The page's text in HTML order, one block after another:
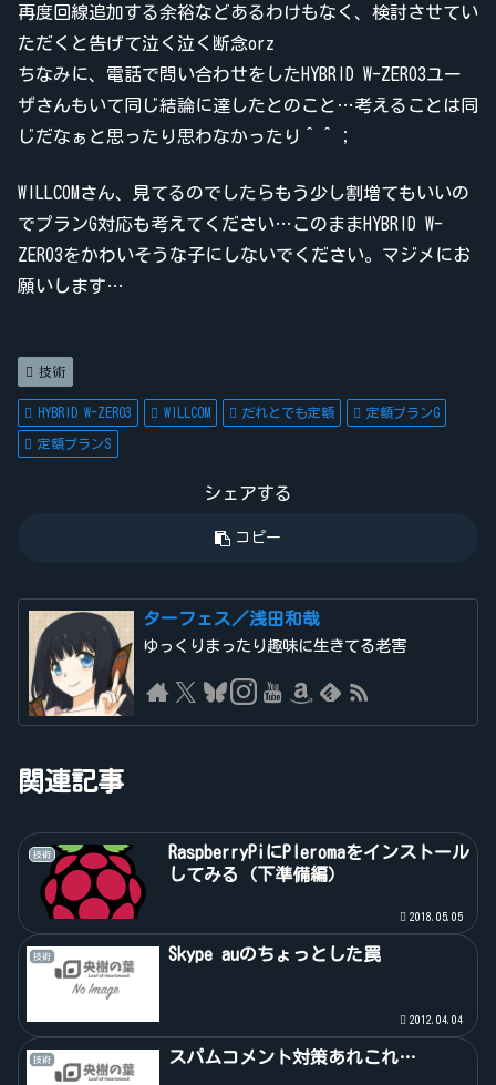
再度回線追加する余裕などあるわけもなく、検討させてい
ただくと告げて泣く泣く断念orz
ちなみに、電話で問い合わせをしたHYBRID W-ZERO3ユー
ザさんもいて同じ結論に達したとのこと…考えることは同
じだなぁと思ったり思わなかったり＾＾；
WILLCOMさん、見てるのでしたらもう少し割増てもいいの
でプランG対応も考えてください…このままHYBRID W-
ZERO3をかわいそうな子にしないでください。マジメにお
願いします…
技術
HYBRID W-ZERO3 WILLCOM だれとでも定額 定額プランG
定額プランS
シェアする
コピー
ターフェス／浅田和哉
ゆっくりまったり趣味に生きてる老害
関連記事
技術
RaspberryPiにPleromaをインストール
してみる（下準備編）
2018.05.05
技術 Skype auのちょっとした罠
2012.04.04
技術 スパムコメント対策あれこれ…